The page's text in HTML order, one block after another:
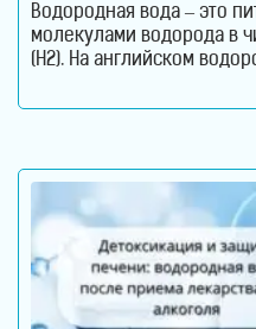
Водородная вода – это
молекулами водорода в
(H2). На английском
воде молекулы